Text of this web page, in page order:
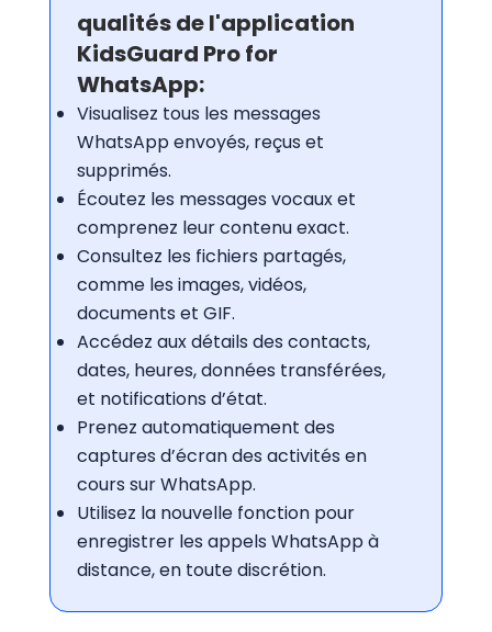
qualités de l'application
KidsGuard Pro for
WhatsApp:
Visualisez tous les messages
WhatsApp envoyés, reçus et
supprimés.
Écoutez les messages vocaux et
comprenez leur contenu exact.
Consultez les fichiers partagés,
comme les images, vidéos,
documents et GIF.
Accédez aux détails des contacts,
dates, heures, données transférées,
et notifications d’état.
Prenez automatiquement des
captures d’écran des activités en
cours sur WhatsApp.
Utilisez la nouvelle fonction pour
enregistrer les appels WhatsApp à
distance, en toute discrétion.